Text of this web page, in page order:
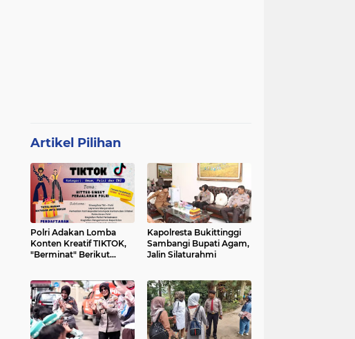
Artikel Pilihan
Polri Adakan Lomba
Konten Kreatif TIKTOK,
"Berminat" Berikut
Kapolresta Bukittinggi
Sambangi Bupati Agam,
Jalin Silaturahmi